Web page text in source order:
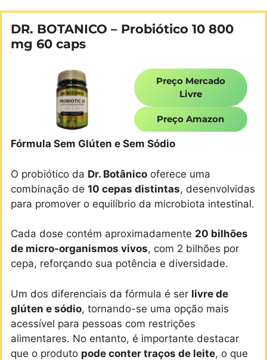
DR. BOTANICO – Probiótico 10 800
mg 60 caps
Preço Mercado
Livre
Preço Amazon
Fórmula Sem Glúten e Sem Sódio
O probiótico da Dr. Botânico oferece uma
combinação de 10 cepas distintas, desenvolvidas
para promover o equilíbrio da microbiota intestinal.
Cada dose contém aproximadamente 20 bilhões
de micro-organismos vivos, com 2 bilhões por
cepa, reforçando sua potência e diversidade.
Um dos diferenciais da fórmula é ser livre de
glúten e sódio, tornando-se uma opção mais
acessível para pessoas com restrições
alimentares. No entanto, é importante destacar
que o produto pode conter traços de leite, o que